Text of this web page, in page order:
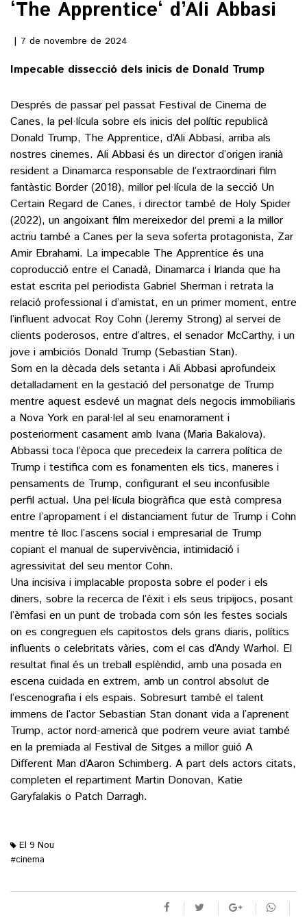
ACTUALITAT
POLÍTICA
SOCIETAT
ECONOMIA
VEURE TOTES
ESPORTS
FUTBOL
HOQUEI PATINS
MOTOR
VEURE TOTES
CULTURA
ARTS ESCÈNIQUES
CULTURA POPULAR
LLIBRES
CALAIX
VEURE TOTES
SUPLEMENTS
FOTOGALERIES
AGENDA
BLOGOSFERA
‘The Apprentice‘ d’Ali Abbasi
7 de novembre de 2024
Impecable dissecció dels inicis de Donald Trump
Després de passar pel passat Festival de Cinema de
Canes, la pel·lícula sobre els inicis del polític republicà
Donald Trump, The Apprentice, d’Ali Abbasi, arriba als
nostres cinemes. Ali Abbasi és un director d’origen iranià
resident a Dinamarca responsable de l’extraordinari film
fantàstic Border (2018), millor pel·lícula de la secció Un
Certain Regard de Canes, i director també de Holy Spider
(2022), un angoixant film mereixedor del premi a la millor
actriu també a Canes per la seva soferta protagonista, Zar
Amir Ebrahami. La impecable The Apprentice és una
coproducció entre el Canadà, Dinamarca i Irlanda que ha
estat escrita pel periodista Gabriel Sherman i retrata la
relació professional i d’amistat, en un primer moment, entre
l’influent advocat Roy Cohn (Jeremy Strong) al servei de
clients poderosos, entre d’altres, el senador McCarthy, i un
jove i ambiciós Donald Trump (Sebastian Stan).
Som en la dècada dels setanta i Ali Abbasi aprofundeix
detalladament en la gestació del personatge de Trump
mentre aquest esdevé un magnat dels negocis immobiliaris
a Nova York en paral·lel al seu enamorament i
posteriorment casament amb Ivana (Maria Bakalova).
Abbassi toca l’època que precedeix la carrera política de
Trump i testifica com es fonamenten els tics, maneres i
pensaments de Trump, configurant el seu inconfusible
perfil actual. Una pel·lícula biogràfica que està compresa
entre l’apropament i el distanciament futur de Trump i Cohn
mentre té lloc l’ascens social i empresarial de Trump
copiant el manual de supervivència, intimidació i
agressivitat del seu mentor Cohn.
Una incisiva i implacable proposta sobre el poder i els
diners, sobre la recerca de l’èxit i els seus tripijocs, posant
l’èmfasi en un punt de trobada com són les festes socials
on es congreguen els capitostos dels grans diaris, polítics
influents o celebritats vàries, com el cas d’Andy Warhol. El
resultat final és un treball esplèndid, amb una posada en
escena cuidada en extrem, amb un control absolut de
l’escenografia i els espais. Sobresurt també el talent
immens de l’actor Sebastian Stan donant vida a l’aprenent
Trump, actor nord-americà que podrem veure aviat també
en la premiada al Festival de Sitges a millor guió A
Different Man d’Aaron Schimberg. A part dels actors citats,
completen el repartiment Martin Donovan, Katie
Garyfalakis o Patch Darragh.
El 9 Nou
#cinema
M'agrada